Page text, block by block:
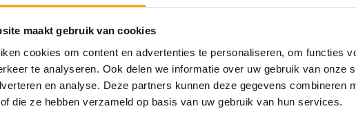
maakt gebruik van cookies
cookies om content en advertenties te personaliseren, om functies
te analyseren. Ook delen we informatie over uw gebruik van onze
en analyse. Deze partners kunnen deze gegevens combineren
die ze hebben verzameld op basis van uw gebruik van hun services.